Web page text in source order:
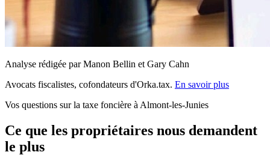
Analyse rédigée par Manon Bellin et Gary Cahn
Avocats fiscalistes, cofondateurs d'Orka.tax. En savoir plus
Vos questions sur la taxe foncière à Almont-les-Junies
Ce que les propriétaires nous demandent
le plus